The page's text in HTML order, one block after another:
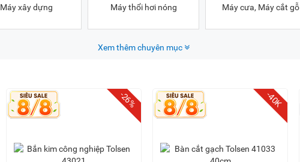
Máy xây dựng Máy thổi hơi nóng Máy cưa, Máy cắt gỗ
Xem thêm chuyên mục
-26% -40K